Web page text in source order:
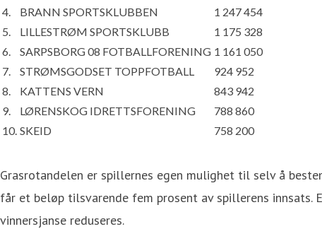
4.
BRANN SPORTSKLUBBEN
1 247 454
5.
LILLESTRØM SPORTSKLUBB
1 175 328
6.
SARPSBORG 08 FOTBALLFORENING 1 161 050
7.
STRØMSGODSET TOPPFOTBALL
924 952
8.
KATTENS VERN
843 942
9.
LØRENSKOG IDRETTSFORENING
788 860
10. SKEID 758 200
Grasrotandelen er spillernes egen mulighet til selv å
får et beløp tilsvarende fem prosent av spillerens
vinnersjanse reduseres.